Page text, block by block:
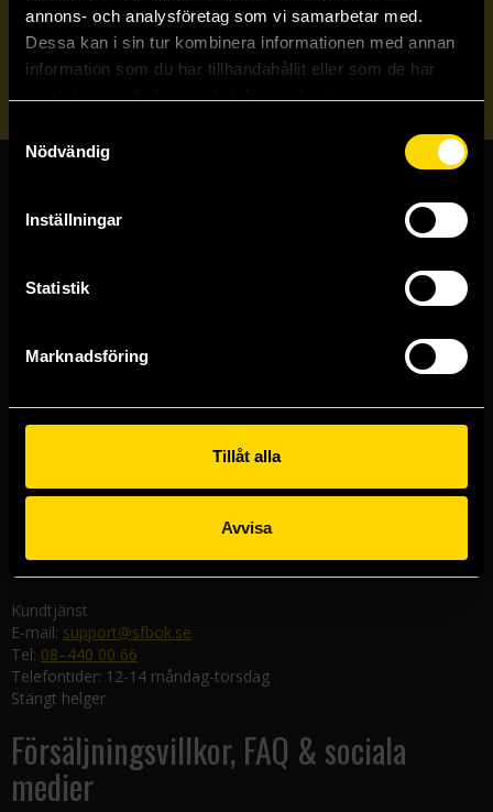
annons- och analysföretag som vi samarbetar med.
Dessa kan i sin tur kombinera informationen med annan
information som du har tillhandahållit eller som de har
Nödvändig
Inställningar
Statistik
Marknadsföring
Tillåt alla
Avvisa
Veckobrevet
Skicka
Butiker & kundtjänst
Västerlånggatan 48
Göteborgsbutiken
Kungsgatan 19
Malmöbutiken
582 19 Linköping
Kundtjänst
E-mail: support@sfbok.se
Tel: 08–440 00 66
Telefontider: 12-14 måndag-torsdag
Stängt helger
Försäljningsvillkor, FAQ & sociala
medier